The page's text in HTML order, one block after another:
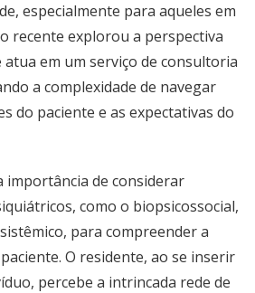
especialmente para aqueles em
recente explorou a perspectiva
em um serviço de consultoria
a complexidade de navegar
do paciente e as expectativas do
importância de considerar
como o biopsicossocial,
para compreender a
O residente, ao se inserir
percebe a intrincada rede de